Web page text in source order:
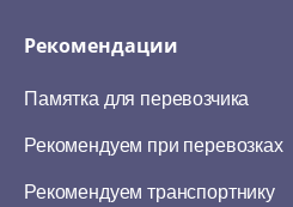
Рекомендации
Памятка для перевозчика
Рекомендуем при перевозках
Рекомендуем транспортнику